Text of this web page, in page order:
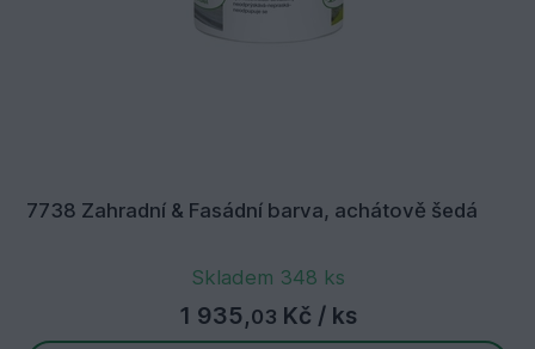
7738 Zahradní & Fasádní barva, achátově šedá
Skladem 348 ks
1 935,03 Kč / ks